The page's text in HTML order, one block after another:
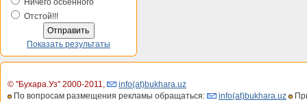
Ничего осбенного
Отстой!!!
Показать результаты
© "Бухара.Уз" 2000-2011,
info(at)bukhara.uz
По вопросам размещения рекламы обращаться:
info(at)bukhara.uz